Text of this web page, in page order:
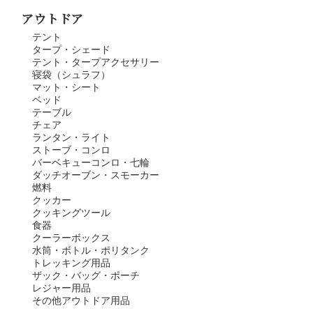
アウトドア
テント
タープ・シェード
テント・タープアクセサリー
寝袋（シュラフ）
マット・シート
ベッド
テーブル
チェア
ランタン・ライト
ストーブ・コンロ
バーベキューコンロ・七輪
ダッチオーブン・スモーカー
燃料
クッカー
クッキングツール
食器
クーラーボックス
水筒・ボトル・ポリタンク
トレッキング用品
ザック・バッグ・ポーチ
レジャー用品
その他アウトドア用品